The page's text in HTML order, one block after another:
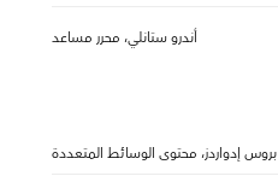
أندرو ستانلي، محرر مساعد
بروس إدواردز، محتوى الوسائط المتعددة